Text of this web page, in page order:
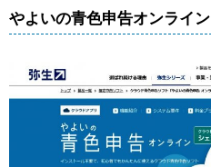
やよいの青色申告オンライン